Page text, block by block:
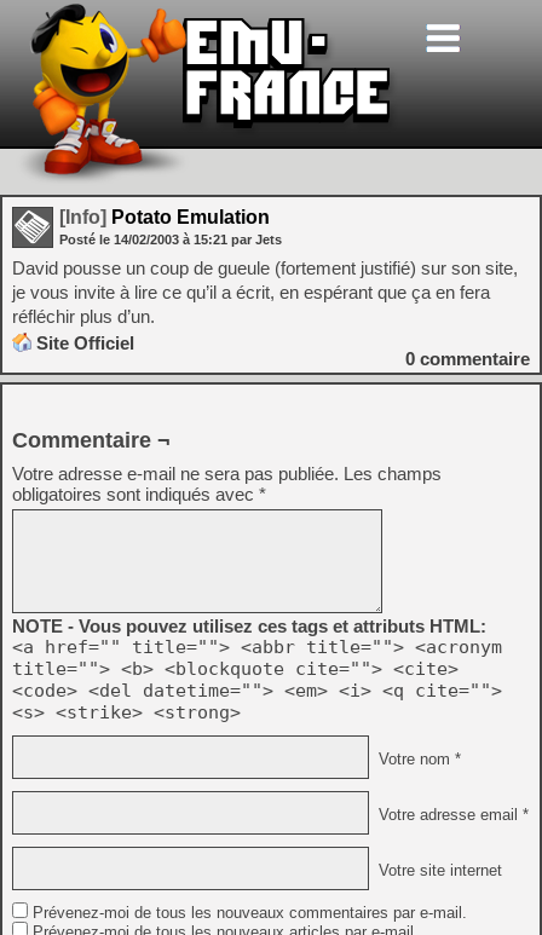
[Info] Potato Emulation
Posté le 14/02/2003 à 15:21 par Jets
David pousse un coup de gueule (fortement justifié) sur son site,
je vous invite à lire ce qu’il a écrit, en espérant que ça en fera
réfléchir plus d’un.
Site Officiel
0 commentaire
Commentaire ¬
Votre adresse e-mail ne sera pas publiée. Les champs
obligatoires sont indiqués avec *
NOTE - Vous pouvez utilisez ces tags et attributs HTML:
<a href="" title=""> <abbr title=""> <acronym
title=""> <b> <blockquote cite=""> <cite>
<code> <del datetime=""> <em> <i> <q cite="">
<s> <strike> <strong>
Votre nom *
Votre adresse email *
Votre site internet
Prévenez-moi de tous les nouveaux commentaires par e-mail.